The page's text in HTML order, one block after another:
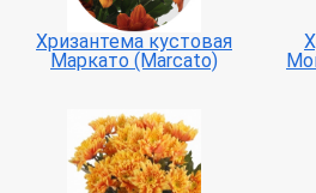
Хризантема кустовая
Маркато (Marcato)